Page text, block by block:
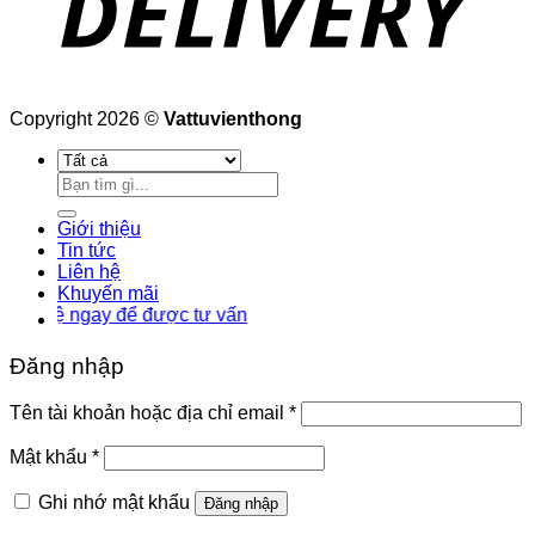
Copyright 2026 © Vattuvienthong
Tìm
kiếm:
Giới thiệu
Tin tức
Liên hệ
Khuyến mãi
để được tư vấn
Đăng nhập
Tên tài khoản hoặc địa chỉ email *Bắt
buộc
Mật khẩu *Bắt
buộc
Ghi nhớ mật khẩu
Đăng nhập